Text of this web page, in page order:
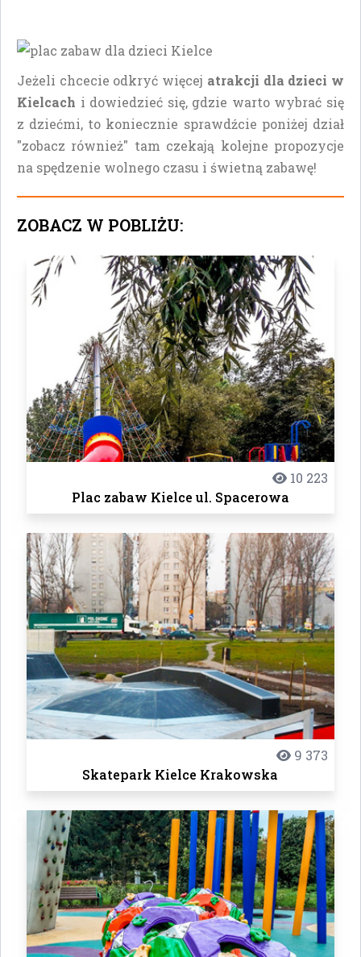
Jeżeli chcecie odkryć więcej atrakcji dla dzieci w
Kielcach i dowiedzieć się, gdzie warto wybrać się
z dziećmi, to koniecznie sprawdźcie poniżej dział
"zobacz również" tam czekają kolejne propozycje
na spędzenie wolnego czasu i świetną zabawę!
ZOBACZ W POBLIŻU:
10 223
Plac zabaw Kielce ul. Spacerowa
9 373
Skatepark Kielce Krakowska